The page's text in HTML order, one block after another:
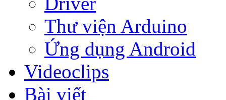
Thư viện Arduino
Ứng dụng Android
Videoclips
Bài viết